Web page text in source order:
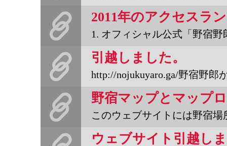
2011年のアクセスラ
1. オフィシャル公式「野宿野郎」ホームページウェブサイト
引越しました。
http://nojukuyaro.ga/野宿野郎がっ！よろしくお
このウェブサイトには野宿場所や取扱店などを地図で紹介する野宿マッ
ウェブサイト引越し